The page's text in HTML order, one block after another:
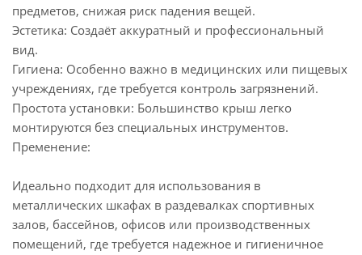
предметов, снижая риск падения вещей.
Эстетика: Создаёт аккуратный и профессиональный
вид.
Гигиена: Особенно важно в медицинских или пищевых
учреждениях, где требуется контроль загрязнений.
Простота установки: Большинство крыш легко
монтируются без специальных инструментов.
Пременение:
Идеально подходит для использования в
металлических шкафах в раздевалках спортивных
залов, бассейнов, офисов или производственных
помещений, где требуется надежное и гигиеничное